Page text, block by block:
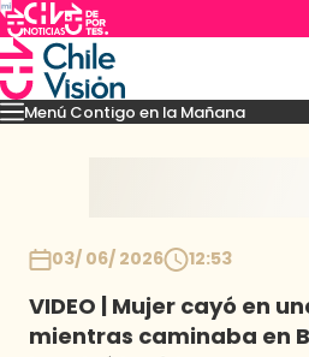
Menú Contigo en la Mañana
MomentosReportajesDenuncias
03/ 06/ 2026 12:53
VIDEO | Mujer cayó en
mientras caminaba en
Imperdibles